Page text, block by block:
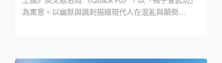
為寓意。以幽默與諷刺描繪現代人在混亂與顛倒…